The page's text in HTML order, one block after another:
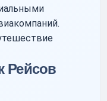
Рейсов